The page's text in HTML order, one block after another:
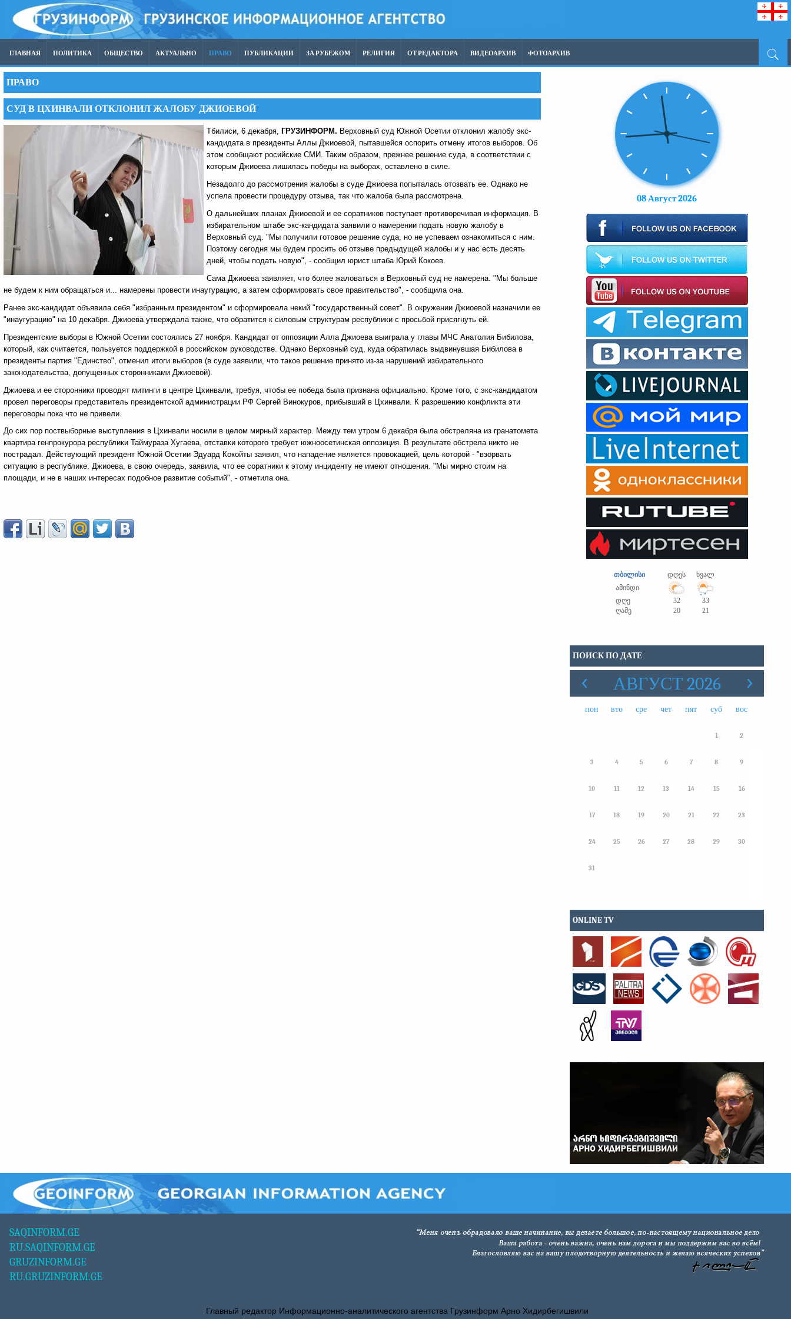
ГЛАВНАЯ ПОЛИТИКА ОБЩЕСТВО АКТУАЛЬНО ПРАВО ПУБЛИКАЦИИ ЗА РУБЕЖОМ РЕЛИГИЯ ОТ РЕДАКТОРА ВИДЕОАРХИВ ФОТОАРХИВ
ПРАВО
СУД В ЦХИНВАЛИ ОТКЛОНИЛ ЖАЛОБУ ДЖИОЕВОЙ
Тбилиси, 6 декабря, ГРУЗИНФОРМ. Верховный суд Южной Осетии отклонил жалобу экс-
кандидата в президенты Аллы Джиоевой, пытавшейся оспорить отмену итогов выборов. Об
этом сообщают росийские СМИ. Таким образом, прежнее решение суда, в соответствии с
которым Джиоева лишилась победы на выборах, оставлено в силе.
Незадолго до рассмотрения жалобы в суде Джиоева попыталась отозвать ее. Однако не
успела провести процедуру отзыва, так что жалоба была рассмотрена.
О дальнейших планах Джиоевой и ее соратников поступает противоречивая информация. В
избирательном штабе экс-кандидата заявили о намерении подать новую жалобу в
Верховный суд. "Мы получили готовое решение суда, но не успеваем ознакомиться с ним.
Поэтому сегодня мы будем просить об отзыве предыдущей жалобы и у нас есть десять
дней, чтобы подать новую", - сообщил юрист штаба Юрий Кокоев.
Сама Джиоева заявляет, что более жаловаться в Верховный суд не намерена. "Мы больше
не будем к ним обращаться и... намерены провести инаугурацию, а затем сформировать свое правительство", - сообщила она.
Ранее экс-кандидат объявила себя "избранным президентом" и сформировала некий "государственный совет". В окружении Джиоевой назначили ее
"инаугурацию" на 10 декабря. Джиоева утверждала также, что обратится к силовым структурам республики с просьбой присягнуть ей.
Президентские выборы в Южной Осетии состоялись 27 ноября. Кандидат от оппозиции Алла Джиоева выиграла у главы МЧС Анатолия Бибилова,
который, как считается, пользуется поддержкой в российском руководстве. Однако Верховный суд, куда обратилась выдвинувшая Бибилова в
президенты партия "Единство", отменил итоги выборов (в суде заявили, что такое решение принято из-за нарушений избирательного
законодательства, допущенных сторонниками Джиоевой).
Джиоева и ее сторонники проводят митинги в центре Цхинвали, требуя, чтобы ее победа была признана официально. Кроме того, с экс-кандидатом
провел переговоры представитель президентской администрации РФ Сергей Винокуров, прибывший в Цхинвали. К разрешению конфликта эти
переговоры пока что не привели.
До сих пор поствыборные выступления в Цхинвали носили в целом мирный характер. Между тем утром 6 декабря была обстреляна из гранатомета
квартира генпрокурора республики Таймураза Хугаева, отставки которого требует южноосетинская оппозиция. В результате обстрела никто не
пострадал. Действующий президент Южной Осетии Эдуард Кокойты заявил, что нападение является провокацией, цель которой - "взорвать
ситуацию в республике. Джиоева, в свою очередь, заявила, что ее соратники к этому инциденту не имеют отношения. "Мы мирно стоим на
площади, и не в наших интересах подобное развитие событий", - отметила она.
08 Август 2026
თბილისი დღეს
ხვალ
ამინდი
დღე
32
33
ღამე
20 21
ПОИСК ПО ДАТЕ
АВГУСТ 2026
пон вто сре чет пят суб вос
1 2
3 4 5 6 7 8 9
10 11 12 13 14 15 16
17 18 19 20 21 22 23
24 25 26 27 28 29 30
31
ONLINE TV
SAQINFORM.GE
RU.SAQINFORM.GE
GRUZINFORM.GE
RU.GRUZINFORM.GE
Главный редактор Информационно-аналитического агентства Грузинформ Арно Хидирбегишвили